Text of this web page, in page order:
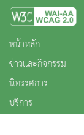
หน้าหลัก
ข่าวและกิจกรรม
นิทรรศการ
บริการ